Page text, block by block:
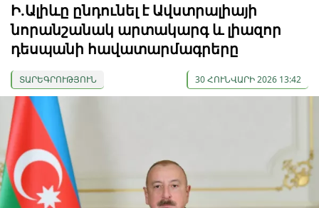
Ի.Ալիևը ընդունել է Ավստրալիայի
նորանշանակ արտակարգ և լիազոր
դեսպանի հավատարմագրերը
ՏԱՐԵԳՐՈՒԹՅՈՒՆ 30 ՀՈՒՆՎԱՐԻ 2026 13:42